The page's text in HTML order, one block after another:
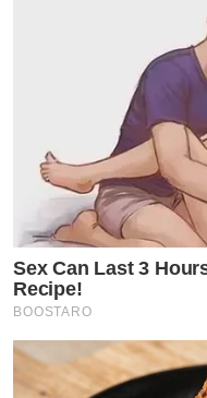
Sex Can Last 3
Recipe!
BOOSTARO